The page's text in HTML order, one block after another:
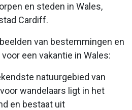
en steden in Wales,
Cardiff.
van bestemmingen en
een vakantie in Wales:
natuurgebied van
wandelaars ligt in het
en bestaat uit